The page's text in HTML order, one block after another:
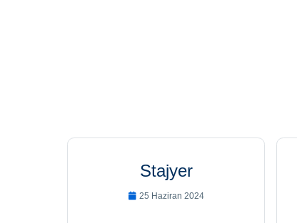
Stajyer
25 Haziran 2024